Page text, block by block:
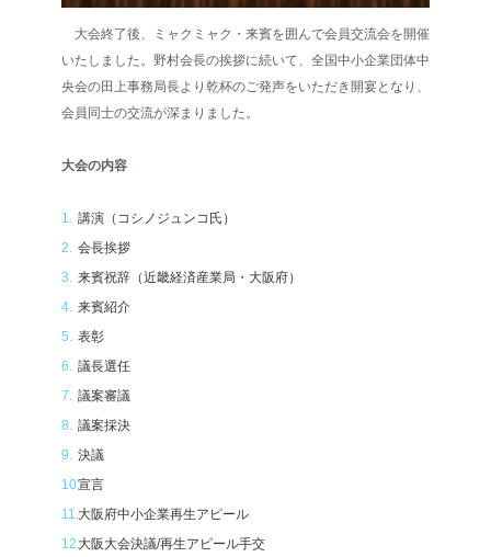
大会終了後、ミャクミャク・来賓を囲んで会員交流会を開催
いたしました。野村会長の挨拶に続いて、全国中小企業団体中
央会の田上事務局長より乾杯のご発声をいただき開宴となり、
会員同士の交流が深まりました。
大会の内容
講演（コシノジュンコ氏）
会長挨拶
来賓祝辞（近畿経済産業局・大阪府）
来賓紹介
表彰
議長選任
議案審議
議案採決
決議
宣言
大阪府中小企業再生アピール
大阪大会決議/再生アピール手交